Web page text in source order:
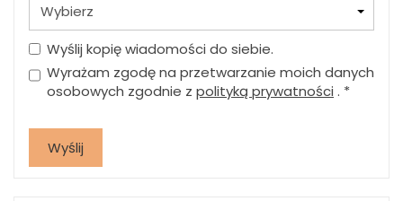
Wyślij kopię wiadomości do siebie.
Wyrażam zgodę na przetwarzanie moich danych
osobowych zgodnie z polityką prywatności . *
jestWyślij